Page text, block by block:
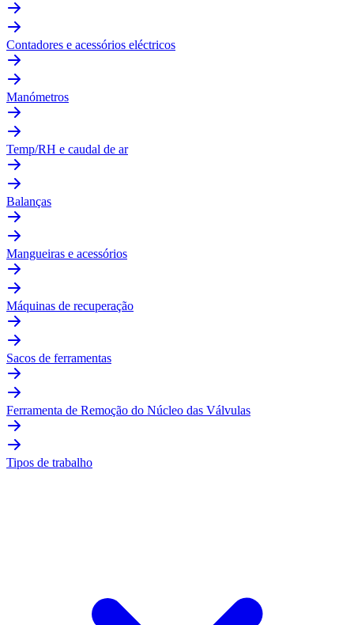
Contadores e acessórios eléctricos
Manómetros
Temp/RH e caudal de ar
Balanças
Mangueiras e acessórios
Máquinas de recuperação
Sacos de ferramentas
Ferramenta de Remoção do Núcleo das Válvulas
Tipos de trabalho